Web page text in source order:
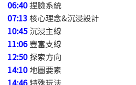
06:40捏臉系統
07:13 核心理念&沉浸設計
10:45 沉浸主線
11:06 豐富支線
12:50 探索方向
14:10地圖要素
14:46 特殊玩法